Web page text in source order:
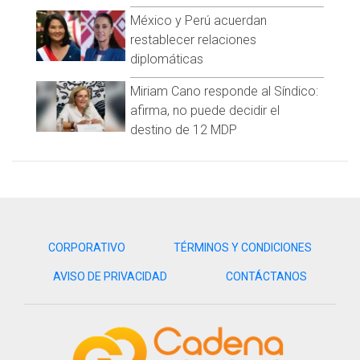
Visita y accede a todo nuestro contenido |
www.cadenanoticias.com| Twitter:@cadena_noticias
Facebook:@cadenanoticiasmx| Instagram:
Whatsapp:@CadenaNoticias| Telegram:@CadenaNoticias
México y Perú acuerdan
restablecer relaciones
diplomáticas
Miriam Cano responde al Síndico:
afirma, no puede decidir el
destino de 12 MDP
CORPORATIVO TÉRMINOS Y CONDICIONES
AVISO DE PRIVACIDAD CONTÁCTANOS